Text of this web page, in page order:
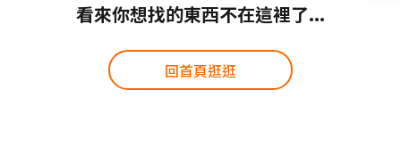
看來你想找的東西不在這裡了...
回首頁逛逛